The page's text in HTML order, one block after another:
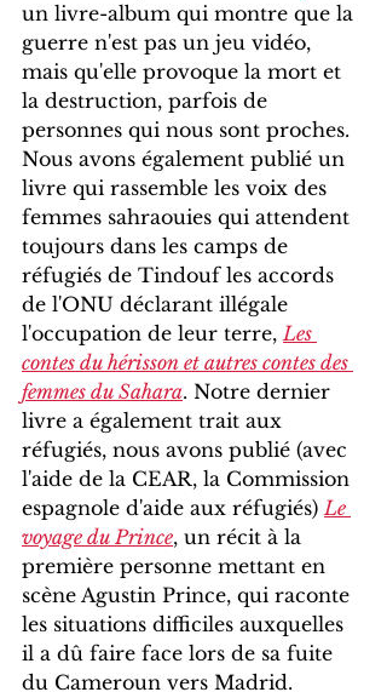
un livre-album qui montre que la
guerre n'est pas un jeu vidéo,
mais qu'elle provoque la mort et
la destruction, parfois de
personnes qui nous sont proches.
Nous avons également publié un
livre qui rassemble les voix des
femmes sahraouies qui attendent
toujours dans les camps de
réfugiés de Tindouf les accords
de l'ONU déclarant illégale
l'occupation de leur terre, Les
contes du hérisson et autres contes des
femmes du Sahara. Notre dernier
livre a également trait aux
réfugiés, nous avons publié (avec
l'aide de la CEAR, la Commission
espagnole d'aide aux réfugiés) Le
voyage du Prince, un récit à la
première personne mettant en
scène Agustin Prince, qui raconte
les situations difficiles auxquelles
il a dû faire face lors de sa fuite
du Cameroun vers Madrid.